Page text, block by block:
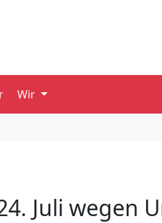
Wir
Juli wegen